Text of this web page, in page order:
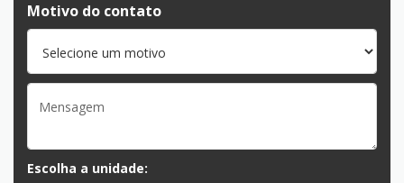
Motivo do contato
Escolha a unidade: